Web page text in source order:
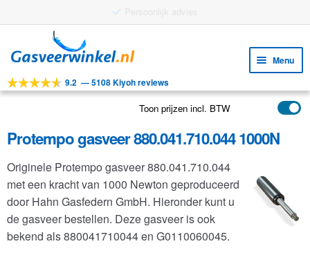
door
navigatie
naar
inhoud
Menu
Tools
Toepassingen
Klantenservice
FAQ
9.2 —5108 Kiyoh reviews
Toon prijzen incl. BTW
Protempo gasveer 880.041.710.044 1000N
Originele Protempo gasveer 880.041.710.044
met een kracht van 1000 Newton geproduceerd
door Hahn Gasfedern GmbH. Hieronder kunt u
de gasveer bestellen. Deze gasveer is ook
bekend als 880041710044 en G0110060045.